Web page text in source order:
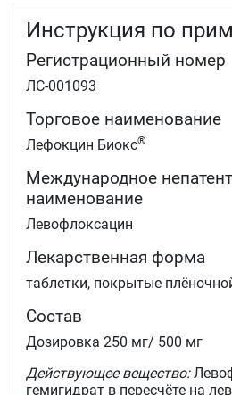
профилактика и лечение
воздушно-капельном пути
Для лечения следующих
заболеваний левофлоксацин
качестве альтернативы
препаратам:
осложнённые инфекции
острый бактериальный
обострение хронического
неосложнённый цистит.
При применении препарата
учитывать официальные
по надлежащему применению
препаратов, а также
микроорганизмов в конкретной
«Особые указания»).
Инструкция по
Регистрационный номер
ЛС-001093
Торговое наименование
Лефокцин Биокс®
Международное
наименование
Левофлоксацин
Лекарственная форма
таблетки, покрытые
Состав
Дозировка 250 мг/ 500 мг
Действующее вещество:
гемигидрат в пересчёте на